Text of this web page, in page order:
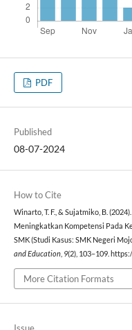
PDF
Published
08-07-2024
How to Cite
Winarto, T. F., & Sujatmiko, B.
Meningkatkan Kompetensi Pada
SMK (Studi Kasus: SMK Negeri
and Education, 9(2), 103–109.
More Citation Formats
Issue